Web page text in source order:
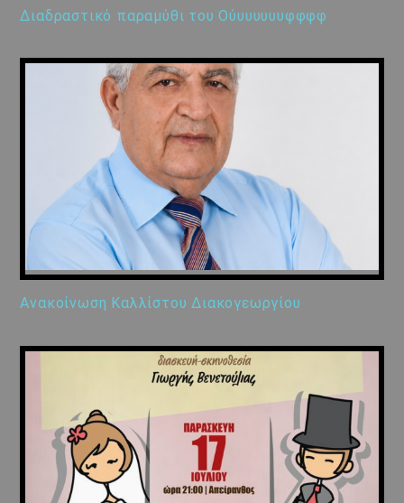
Διαδραστικό παραμύθι του Ούυυυυυυφφφφ
Ανακοίνωση Καλλίστου Διακογεωργίου